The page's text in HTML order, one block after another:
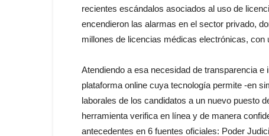
recientes escándalos asociados al uso de
encendieron las alarmas en el sector privado,
millones de licencias médicas electrónicas,
Atendiendo a esa necesidad de transparencia
plataforma online cuya tecnología permite -en
laborales de los candidatos a un nuevo puesto
herramienta verifica en línea y de manera
antecedentes en 6 fuentes oficiales: Poder